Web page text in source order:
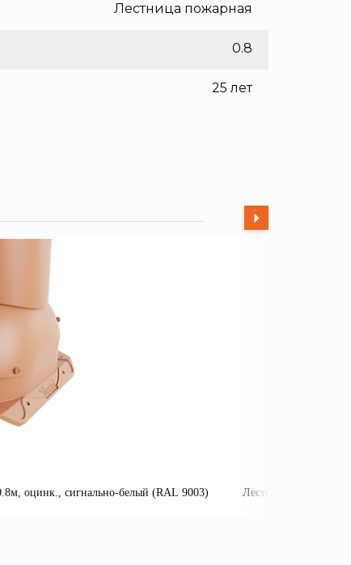
Лестница пожарная
0.8
25 лет
оцинк., сигнально-белый (RAL 9003) Лестница пожарная